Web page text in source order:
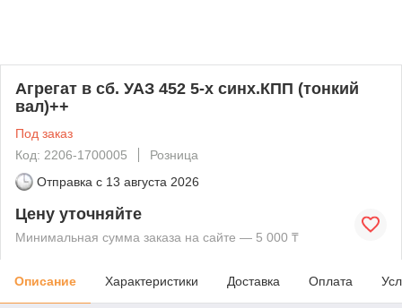
Агрегат в сб. УАЗ 452 5-х синх.КПП (тонкий
вал)++
Под заказ
Код: 2206-1700005
Розница
Отправка с 13 августа 2026
Цену уточняйте
Минимальная сумма заказа на сайте — 5 000 ₸
Описание Характеристики Доставка Оплата